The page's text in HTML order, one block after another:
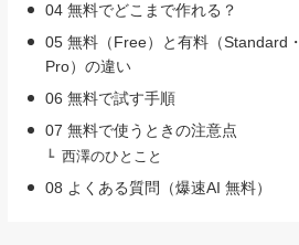
04 無料でどこまで作れる？
05 無料（Free）と有料（Standard・
Pro）の違い
06 無料で試す手順
07 無料で使うときの注意点
西澤のひとこと
08 よくある質問（爆速AI 無料）